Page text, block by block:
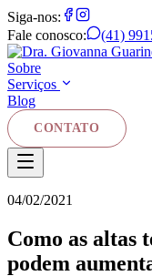
Siga-nos:
Fale conosco:
(41)
Sobre
Serviços
Blog
CONTATO
04/02/2021
Como as altas
podem